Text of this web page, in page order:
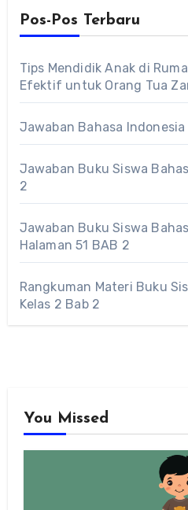
Pos-Pos Terbaru
Tips Mendidik Anak di
Efektif untuk Orang Tua
Jawaban Bahasa Indonesia
Jawaban Buku Siswa
2
Jawaban Buku Siswa
Halaman 51 BAB 2
Rangkuman Materi Buku
Kelas 2 Bab 2
You Missed